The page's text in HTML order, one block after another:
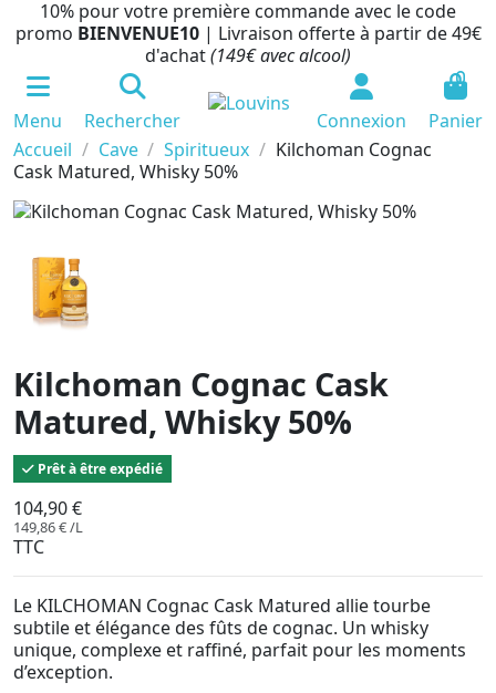
10% pour votre première commande avec le code
promo BIENVENUE10 | Livraison offerte à partir de 49€
d'achat(149€ avec alcool)
Menu Rechercher Connexion
0
Panier
Accueil
Cave Spiritueux
Kilchoman Cognac
Cask Matured, Whisky 50%
Kilchoman Cognac Cask
Matured, Whisky 50%
Prêt à être expédié
104,90 €
149,86 € /L
TTC
Le KILCHOMAN Cognac Cask Matured allie tourbe
subtile et élégance des fûts de cognac. Un whisky
unique, complexe et raffiné, parfait pour les moments
d’exception.